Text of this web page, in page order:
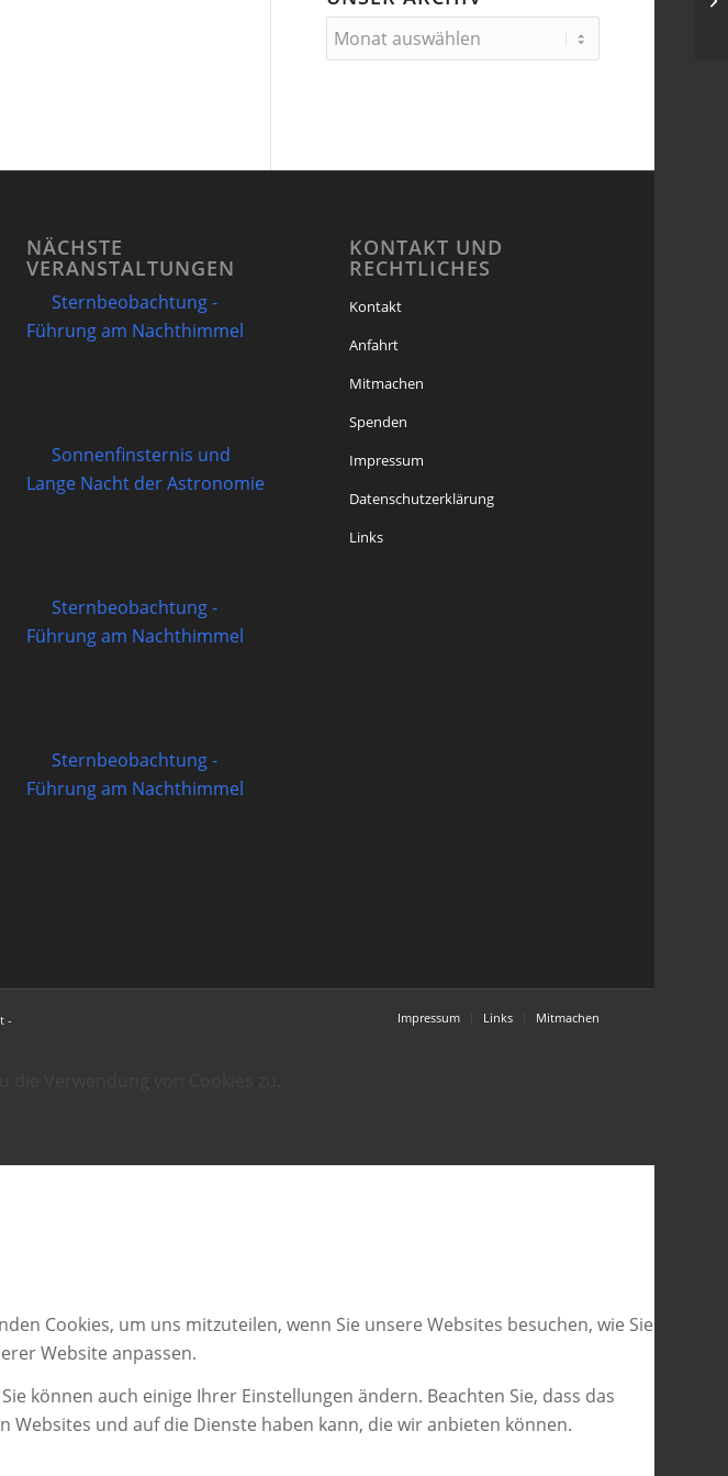
NÄCHSTE
VERANSTALTUNGEN
Sternbeobachtung -
Führung am Nachthimmel
Sonnenfinsternis und
Lange Nacht der Astronomie
Sternbeobachtung -
Führung am Nachthimmel
Sternbeobachtung -
Führung am Nachthimmel
KONTAKT UND
RECHTLICHES
Kontakt
Anfahrt
Mitmachen
Spenden
Impressum
Datenschutzerklärung
Links
- Impressum Links Mitmachen
Cookies, um uns mitzuteilen, wenn Sie unsere Websites besuchen, wie Sie
Website anpassen.
können auch einige Ihrer Einstellungen ändern. Beachten Sie, dass das
und auf die Dienste haben kann, die wir anbieten können.